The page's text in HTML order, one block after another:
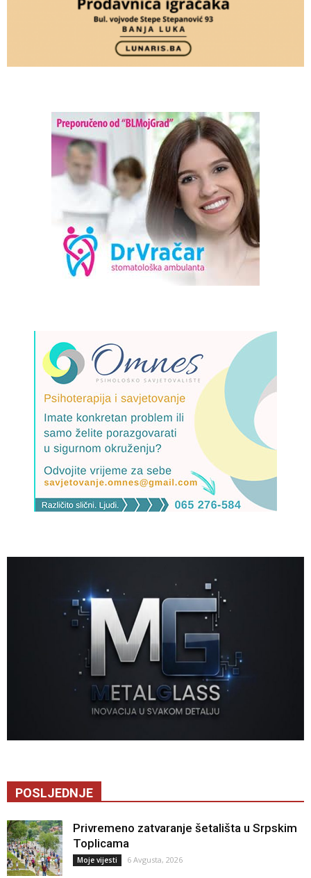
POSLJEDNJE
Privremeno zatvaranje šetališta u Srpskim
Toplicama
Moje vijesti 6 Avgusta, 2026